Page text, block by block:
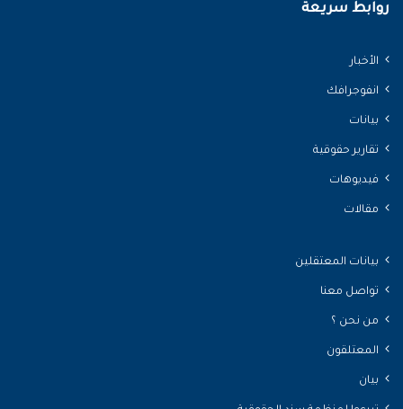
روابط سريعة
الأخبار
انفوجرافك
بيانات
تقارير حقوقية
فيديوهات
مقالات
بيانات المعتقلين
تواصل معنا
من نحن ؟
المعتلقون
بيان